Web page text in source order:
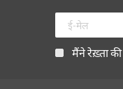
मैंने रेख़्ता की